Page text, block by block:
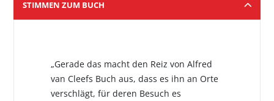
STIMMEN ZUM BUCH
„Gerade das macht den Reiz von Alfred
van Cleefs Buch aus, dass es ihn an Orte
verschlägt, für deren Besuch es